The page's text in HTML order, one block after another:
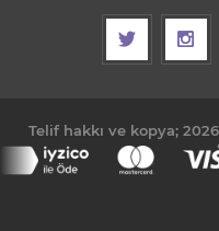
Telif hakkı ve kopya;